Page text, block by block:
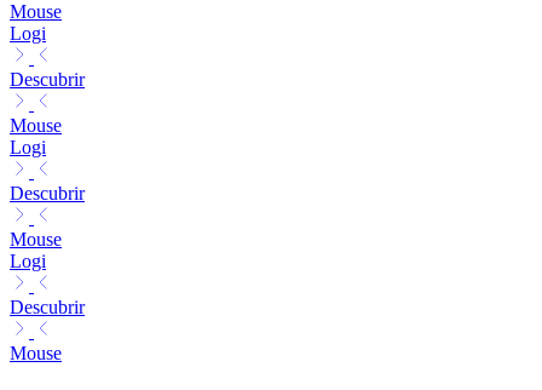
Mouse
Logi
Descubrir
Mouse
Logi
Descubrir
Mouse
Logi
Descubrir
Mouse